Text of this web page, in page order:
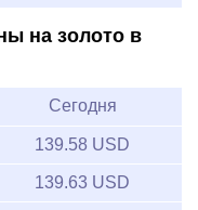
на золото в
Сегодня
139.58 USD
139.63 USD